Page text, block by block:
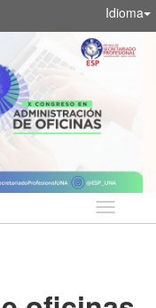
Idioma
Idioma